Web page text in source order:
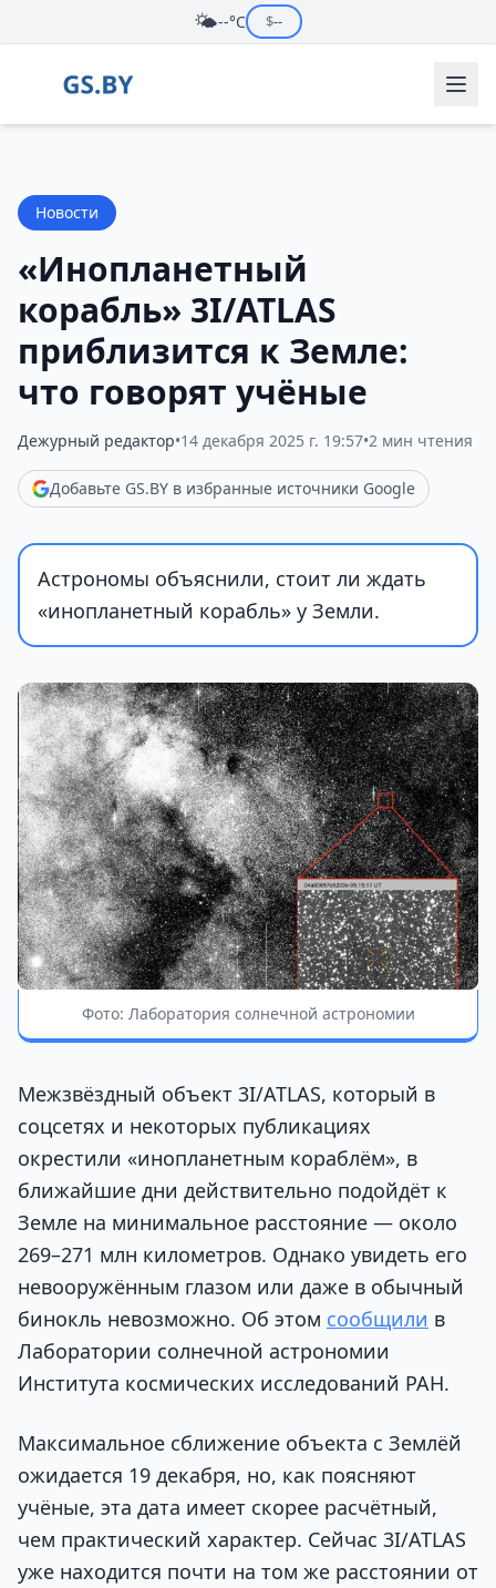
🌤️--°C $--
Новости
«Инопланетный
корабль» 3I/ATLAS
приблизится к Земле:
что говорят учёные
Дежурный редактор•14 декабря 2025 г. 19:57•2 мин чтения
Добавьте GS.BY в избранные источники Google
Астрономы объяснили, стоит ли ждать
«инопланетный корабль» у Земли.
Фото: Лаборатория солнечной астрономии
Межзвёздный объект 3I/ATLAS, который в
соцсетях и некоторых публикациях
окрестили «инопланетным кораблём», в
ближайшие дни действительно подойдёт к
Земле на минимальное расстояние — около
269–271 млн километров. Однако увидеть его
невооружённым глазом или даже в обычный
бинокль невозможно. Об этом сообщили в
Лаборатории солнечной астрономии
Института космических исследований РАН.
Максимальное сближение объекта с Землёй
ожидается 19 декабря, но, как поясняют
учёные, эта дата имеет скорее расчётный,
чем практический характер. Сейчас 3I/ATLAS
уже находится почти на том же расстоянии от